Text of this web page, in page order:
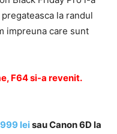
la randul
impreuna care sunt
F64 si-a revenit.
leisau Canon 6D la